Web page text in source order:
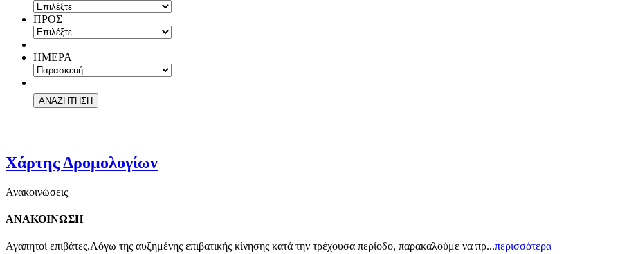
ΠΡΟΣ
ΗΜΕΡΑ
Χάρτης Δρομολογίων
Ανακοινώσεις
ΑΝΑΚΟΙΝΩΣΗ
Αγαπητοί επιβάτες,Λόγω της αυξημένης επιβατικής κίνησης κατά την τρέχουσα περίοδο, παρακαλούμε να πρ...περισσότερα